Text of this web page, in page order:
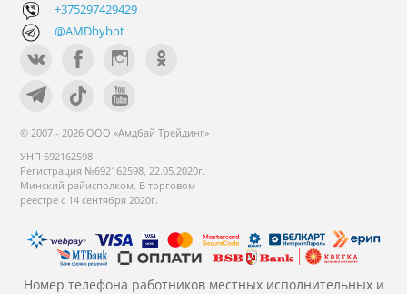
+375297429429
@AMDbybot
© 2007 - 2026 ООО «Амдбай Трейдинг»
УНП 692162598
Регистрация №692162598, 22.05.2020г.
Минский райисполком. В торговом
реестре с 14 сентября 2020г.
Номер телефона работников местных исполнительных и